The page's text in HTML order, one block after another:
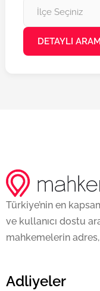
DETAYLI
Türkiye’nin en
ve kullanıcı dostu
mahkemelerin
Adliyeler